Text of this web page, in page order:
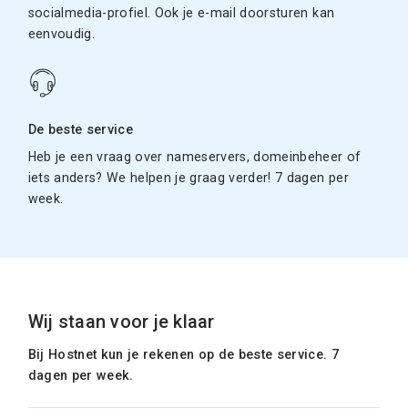
socialmedia-profiel. Ook je e-mail doorsturen kan
eenvoudig.
De beste service
Heb je een vraag over nameservers, domeinbeheer of
iets anders? We helpen je graag verder! 7 dagen per
week.
Wij staan voor je klaar
Bij Hostnet kun je rekenen op de beste service. 7
dagen per week.